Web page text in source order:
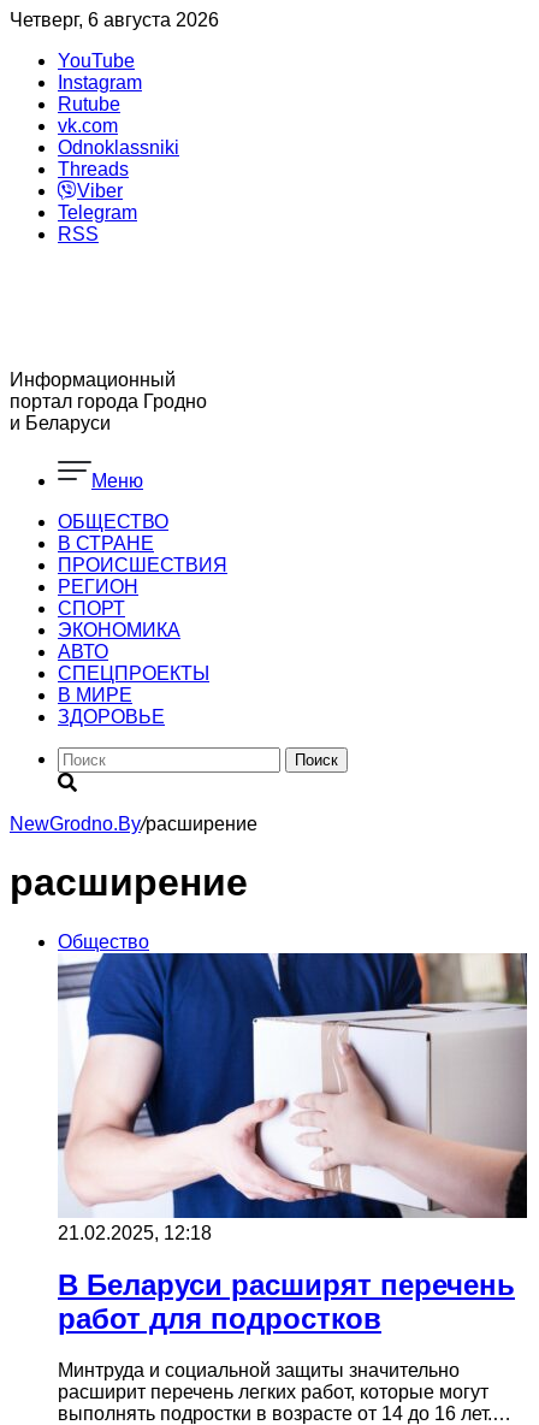
Четверг, 6 августа 2026
YouTube
Instagram
Rutube
vk.com
Odnoklassniki
Threads
Viber
Telegram
RSS
Информационный
портал города Гродно
и Беларуси
Меню
ОБЩЕСТВО
В СТРАНЕ
ПРОИСШЕСТВИЯ
РЕГИОН
CПОРТ
ЭКОНОМИКА
АВТО
СПЕЦПРОЕКТЫ
В МИРЕ
ЗДОРОВЬЕ
Поиск
NewGrodno.By/расширение
расширение
Общество
21.02.2025, 12:18
В Беларуси расширят перечень
работ для подростков
Минтруда и социальной защиты значительно
расширит перечень легких работ, которые могут
выполнять подростки в возрасте от 14 до 16 лет.…